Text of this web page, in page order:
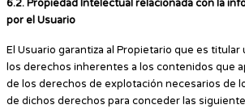
6.2. Propiedad Intelectual relacionada con la
por el Usuario
El Usuario garantiza al Propietario que es titular
los derechos inherentes a los contenidos que
de los derechos de explotación necesarios de
de dichos derechos para conceder las